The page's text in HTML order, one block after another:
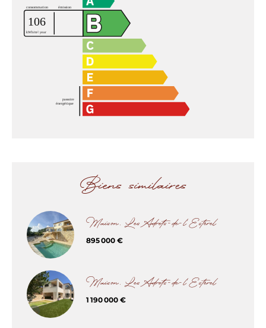
Biens similaires
Maison, Les Adrets-de-l'Estérel
895 000 €
Maison, Les Adrets-de-l'Estérel
1 190 000 €